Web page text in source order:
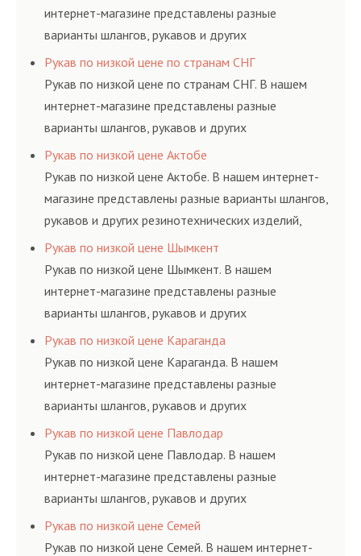
интернет-магазине представлены разные
варианты шлангов, рукавов и других
резинотехнических изделий, соответствующих
ГОСТам, техническим условиям и нормативам.
Рукав по низкой цене по странам СНГ
Рукав по низкой цене по странам СНГ. В нашем
интернет-магазине представлены разные
варианты шлангов, рукавов и других
резинотехнических изделий, соответствующих
ГОСТам, техническим условиям и нормативам.
Рукав по низкой цене Актобе
Рукав по низкой цене Актобе. В нашем интернет-
магазине представлены разные варианты шлангов,
рукавов и других резинотехнических изделий,
соответствующих ГОСТам, техническим условиям
и нормативам.
Рукав по низкой цене Шымкент
Рукав по низкой цене Шымкент. В нашем
интернет-магазине представлены разные
варианты шлангов, рукавов и других
резинотехнических изделий, соответствующих
ГОСТам, техническим условиям и нормативам.
Рукав по низкой цене Караганда
Рукав по низкой цене Караганда. В нашем
интернет-магазине представлены разные
варианты шлангов, рукавов и других
резинотехнических изделий, соответствующих
ГОСТам, техническим условиям и нормативам.
Рукав по низкой цене Павлодар
Рукав по низкой цене Павлодар. В нашем
интернет-магазине представлены разные
варианты шлангов, рукавов и других
резинотехнических изделий, соответствующих
ГОСТам, техническим условиям и нормативам.
Рукав по низкой цене Семей
Рукав по низкой цене Семей. В нашем интернет-